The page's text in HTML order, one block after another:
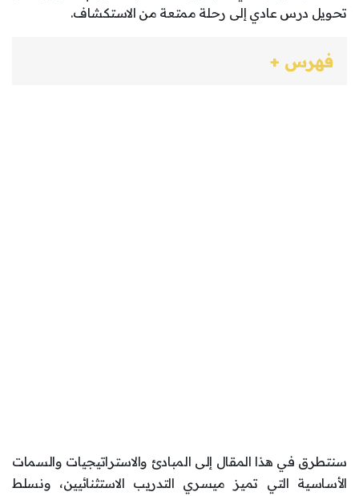
تحويل درس عادي إلى رحلة ممتعة من الاستكشاف.
فهرس +
سنتطرق في هذا المقال إلى المبادئ والاستراتيجيات والسمات
الأساسية التي تميز ميسري التدريب الاستثنائيين، ونسلط